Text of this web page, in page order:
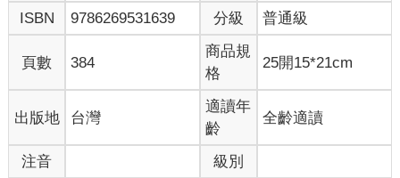
ISBN
9786269531639 分級 普通級
頁數 384
商品規
格
25開15*21cm
出版地 台灣
適讀年
齡
全齡適讀
注音 級別